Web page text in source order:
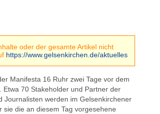
oder der gesamte Artikel nicht
https://www.gelsenkirchen.de/aktuelles
Manifesta 16 Ruhr zwei Tage vor dem
70 Stakeholder und Partner der
Journalisten werden im Gelsenkirchener
die an diesem Tag vorgesehene